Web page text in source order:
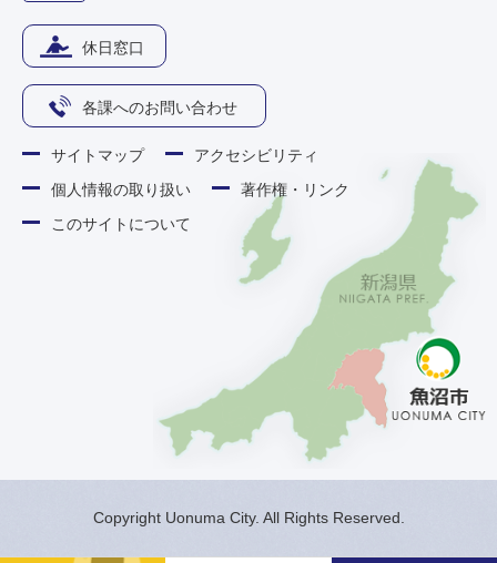
休日窓口
各課へのお問い合わせ
サイトマップ
アクセシビリティ
個人情報の取り扱い
著作権・リンク
このサイトについて
Copyright Uonuma City. All Rights Reserved.